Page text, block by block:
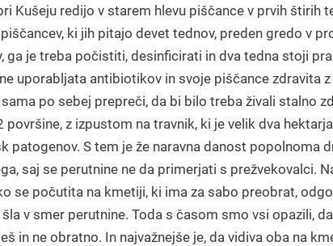
Kušeju redijo v starem hlevu piščance v prvih štirih
ki jih pitajo devet tednov, preden gredo v
je treba počistiti, desinficirati in dva tedna stoji
uporabljata antibiotikov in svoje piščance zdravita
po sebej prepreči, da bi bilo treba živali stalno
z izpustom na travnik, ki je velik dva
S tem je že naravna danost popolnoma
saj se perutnine ne da primerjati s prežvekovalci.
se počutita na kmetiji, ki ima za sabo preobrat,
v smer perutnine. Toda s časom smo vsi opazili,
in ne obratno. In najvažnejše je, da vidiva oba na